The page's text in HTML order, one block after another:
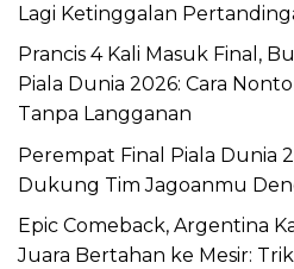
Lagi Ketinggalan
Prancis 4 Kali Masuk Final,
Piala Dunia 2026: Cara
Tanpa Langganan
Perempat Final Piala Dunia
Dukung Tim Jagoanmu
Epic Comeback, Argentina
Juara Bertahan ke Mesir: